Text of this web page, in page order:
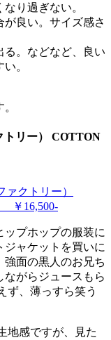
り過ぎない。
良い。サイズ感さ
る。などなど、良い
。
トリー） COTTON
クトリー）
￥16,500-
プホップの服装に
ジャケットを買いに
面の黒人のお兄ち
ながらジュースもら
ず、薄っすら笑う
地感ですが、見た